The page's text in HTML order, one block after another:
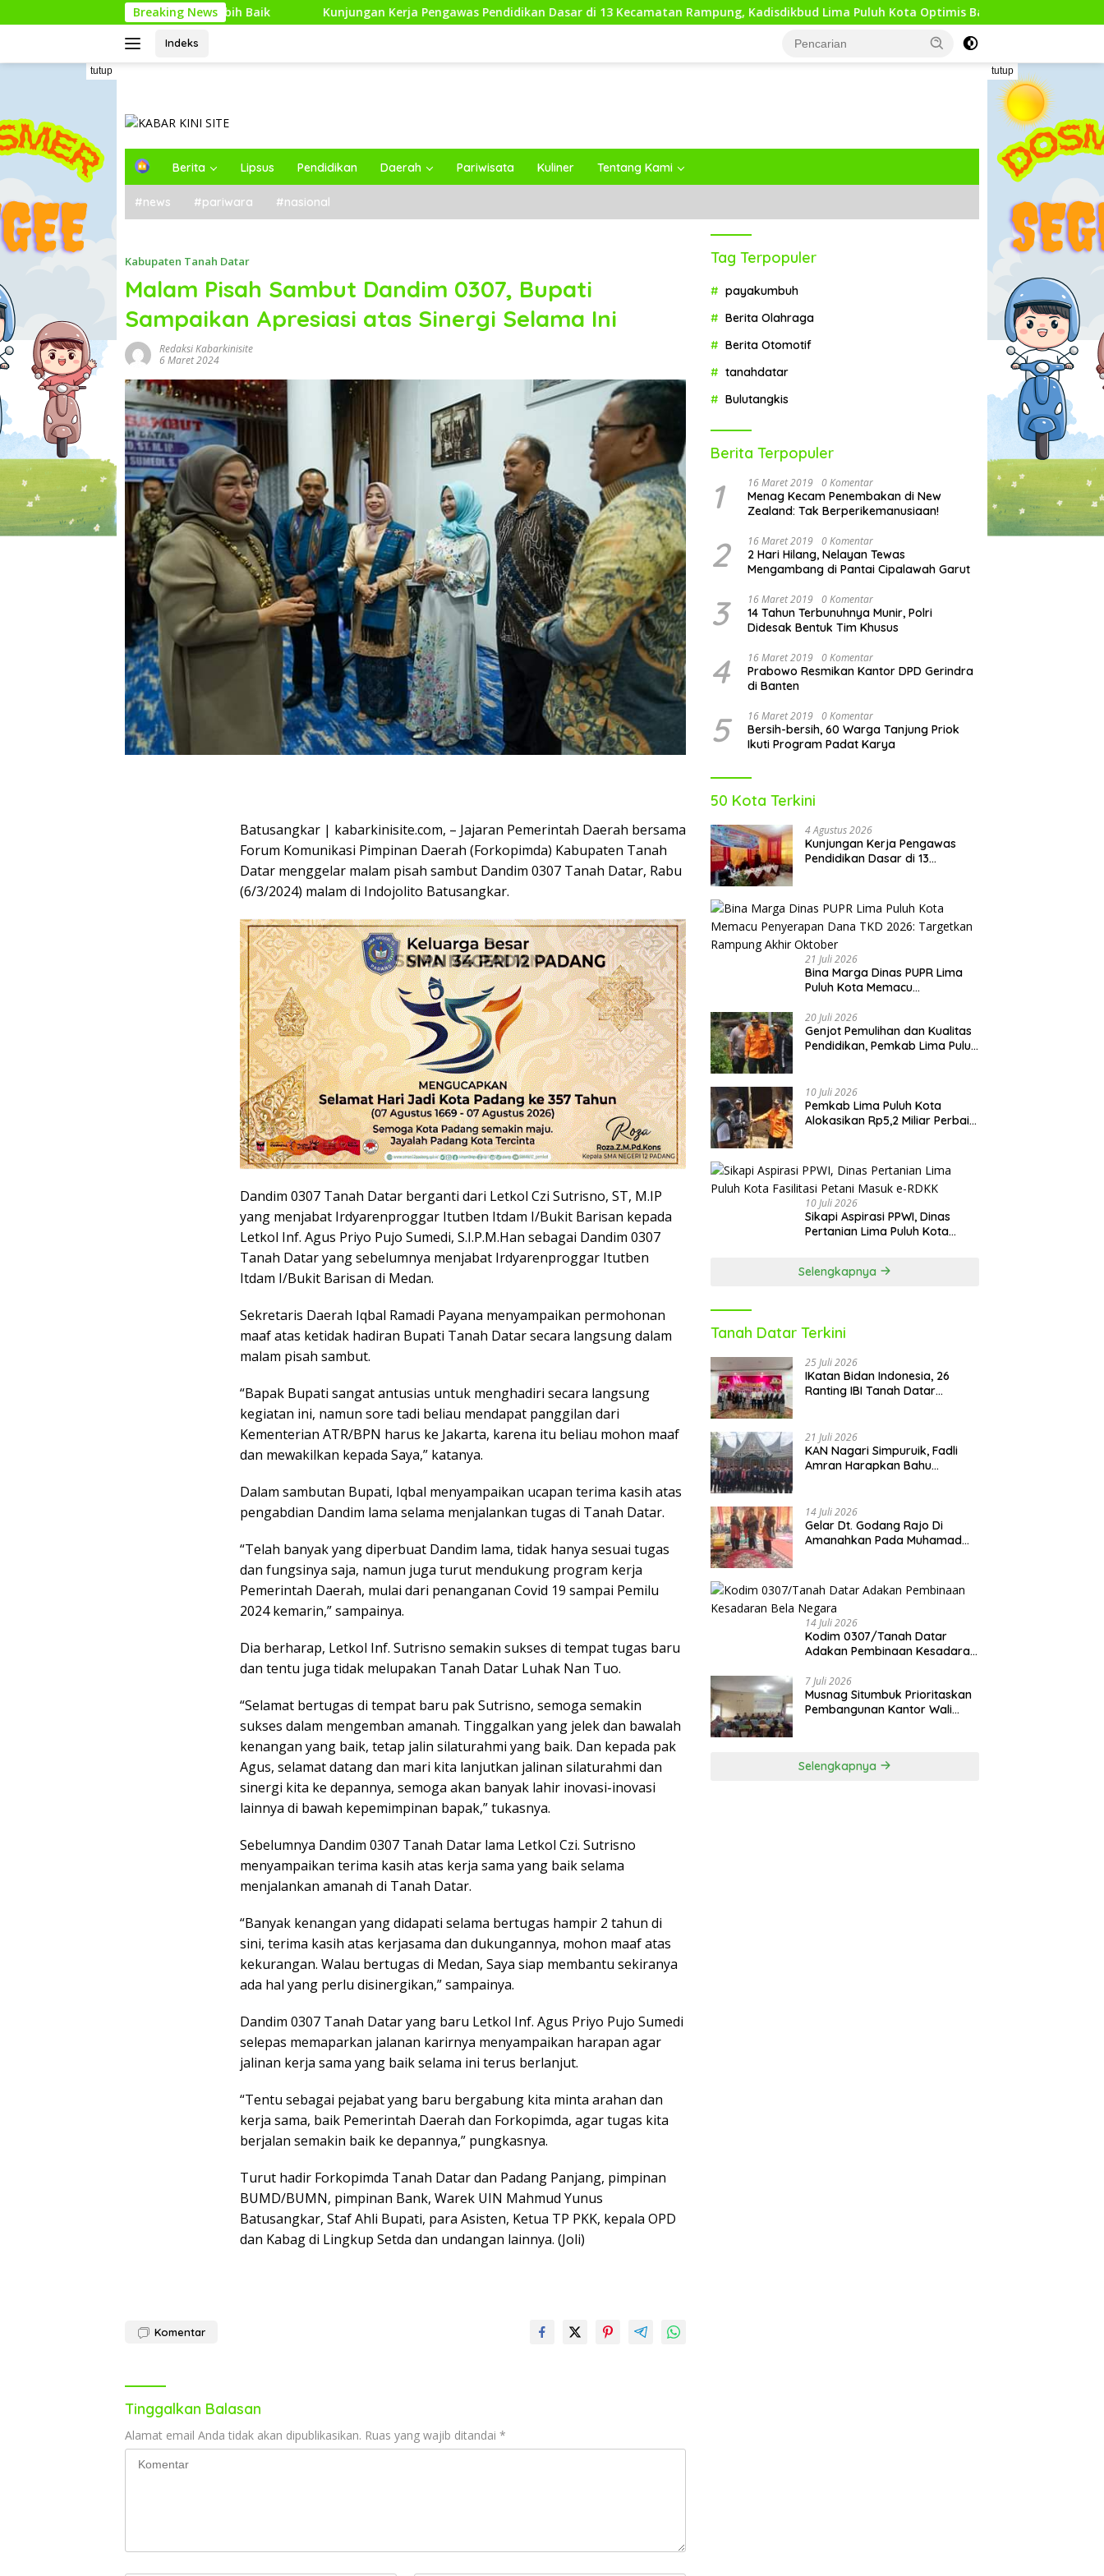
ke
Breaking News
yang Lebih Baik Kunjungan Kerja Pengawas Pendidikan Dasar di 13 Kecamatan Rampung, Kadisdikbud Lima Puluh Kota Optimis Bawa Perubahan Maju
Indeks
tutup tutup
H
e
Berita Lipsus Pendidikan Daerah Pariwisata Kuliner Tentang Kami
#news #pariwara #nasional
Kabupaten Tanah Datar
Malam Pisah Sambut Dandim 0307, Bupati
Sampaikan Apresiasi atas Sinergi Selama Ini
Redaksi Kabarkinisite
6 Maret 2024
Batusangkar | kabarkinisite.com, – Jajaran Pemerintah Daerah bersama
Forum Komunikasi Pimpinan Daerah (Forkopimda) Kabupaten Tanah
Datar menggelar malam pisah sambut Dandim 0307 Tanah Datar, Rabu
(6/3/2024) malam di Indojolito Batusangkar.
Dandim 0307 Tanah Datar berganti dari Letkol Czi Sutrisno, ST, M.IP
yang menjabat Irdyarenproggar Itutben Itdam I/Bukit Barisan kepada
Letkol Inf. Agus Priyo Pujo Sumedi, S.I.P.M.Han sebagai Dandim 0307
Tanah Datar yang sebelumnya menjabat Irdyarenproggar Itutben
Itdam I/Bukit Barisan di Medan.
Sekretaris Daerah Iqbal Ramadi Payana menyampaikan permohonan
maaf atas ketidak hadiran Bupati Tanah Datar secara langsung dalam
malam pisah sambut.
“Bapak Bupati sangat antusias untuk menghadiri secara langsung
kegiatan ini, namun sore tadi beliau mendapat panggilan dari
Kementerian ATR/BPN harus ke Jakarta, karena itu beliau mohon maaf
dan mewakilkan kepada Saya,” katanya.
Dalam sambutan Bupati, Iqbal menyampaikan ucapan terima kasih atas
pengabdian Dandim lama selama menjalankan tugas di Tanah Datar.
“Telah banyak yang diperbuat Dandim lama, tidak hanya sesuai tugas
dan fungsinya saja, namun juga turut mendukung program kerja
Pemerintah Daerah, mulai dari penanganan Covid 19 sampai Pemilu
2024 kemarin,” sampainya.
Dia berharap, Letkol Inf. Sutrisno semakin sukses di tempat tugas baru
dan tentu juga tidak melupakan Tanah Datar Luhak Nan Tuo.
“Selamat bertugas di tempat baru pak Sutrisno, semoga semakin
sukses dalam mengemban amanah. Tinggalkan yang jelek dan bawalah
kenangan yang baik, tetap jalin silaturahmi yang baik. Dan kepada pak
Agus, selamat datang dan mari kita lanjutkan jalinan silaturahmi dan
sinergi kita ke depannya, semoga akan banyak lahir inovasi-inovasi
lainnya di bawah kepemimpinan bapak,” tukasnya.
Sebelumnya Dandim 0307 Tanah Datar lama Letkol Czi. Sutrisno
menyampaikan terima kasih atas kerja sama yang baik selama
menjalankan amanah di Tanah Datar.
“Banyak kenangan yang didapati selama bertugas hampir 2 tahun di
sini, terima kasih atas kerjasama dan dukungannya, mohon maaf atas
kekurangan. Walau bertugas di Medan, Saya siap membantu sekiranya
ada hal yang perlu disinergikan,” sampainya.
Dandim 0307 Tanah Datar yang baru Letkol Inf. Agus Priyo Pujo Sumedi
selepas memaparkan jalanan karirnya menyampaikan harapan agar
jalinan kerja sama yang baik selama ini terus berlanjut.
“Tentu sebagai pejabat yang baru bergabung kita minta arahan dan
kerja sama, baik Pemerintah Daerah dan Forkopimda, agar tugas kita
berjalan semakin baik ke depannya,” pungkasnya.
Turut hadir Forkopimda Tanah Datar dan Padang Panjang, pimpinan
BUMD/BUMN, pimpinan Bank, Warek UIN Mahmud Yunus
Batusangkar, Staf Ahli Bupati, para Asisten, Ketua TP PKK, kepala OPD
dan Kabag di Lingkup Setda dan undangan lainnya. (Joli)
Komentar
Tinggalkan Balasan
Alamat email Anda tidak akan dipublikasikan. Ruas yang wajib ditandai *
Tag Terpopuler
payakumbuh
Berita Olahraga
Berita Otomotif
tanahdatar
Bulutangkis
Berita Terpopuler
1 16 Maret 2019 0 Komentar
Menag Kecam Penembakan di New
Zealand: Tak Berperikemanusiaan!
2 16 Maret 2019 0 Komentar
2 Hari Hilang, Nelayan Tewas
Mengambang di Pantai Cipalawah Garut
3 16 Maret 2019 0 Komentar
14 Tahun Terbunuhnya Munir, Polri
Didesak Bentuk Tim Khusus
4 16 Maret 2019 0 Komentar
Prabowo Resmikan Kantor DPD Gerindra
di Banten
5 16 Maret 2019 0 Komentar
Bersih-bersih, 60 Warga Tanjung Priok
Ikuti Program Padat Karya
50 Kota Terkini
4 Agustus 2026
Kunjungan Kerja Pengawas
Pendidikan Dasar di 13
Optimis Bawa Perubahan Maju
21 Juli 2026
Bina Marga Dinas PUPR Lima
Puluh Kota Memacu
Targetkan Rampung Akhir
Oktober
20 Juli 2026
Genjot Pemulihan dan Kualitas
Pendidikan, Pemkab Lima Puluh
Reguler
10 Juli 2026
Pemkab Lima Puluh Kota
Alokasikan Rp5,2 Miliar Perbaiki
10 Juli 2026
Sikapi Aspirasi PPWI, Dinas
Pertanian Lima Puluh Kota
Selengkapnya
Tanah Datar Terkini
25 Juli 2026
IKatan Bidan Indonesia, 26
Ranting IBI Tanah Datar
21 Juli 2026
KAN Nagari Simpuruik, Fadli
Amran Harapkan Bahu
14 Juli 2026
Gelar Dt. Godang Rajo Di
Amanahkan Pada Muhamad
14 Juli 2026
Kodim 0307/Tanah Datar
Adakan Pembinaan Kesadaran
7 Juli 2026
Musnag Situmbuk Prioritaskan
Pembangunan Kantor Wali
Selengkapnya